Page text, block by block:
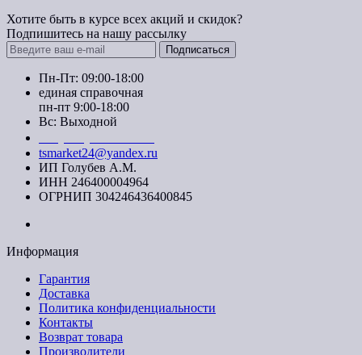
Хотите быть в курсе всех акций и скидок?
Подпишитесь на нашу рассылку
Подписаться
Пн-Пт: 09:00-18:00
единая справочная
пн-пт 9:00-18:00
Вс: Выходной
tsmarket24@yandex.ru
ИП Голубев А.М.
ИНН 246400004964
ОГРНИП 304246436400845
Информация
Гарантия
Доставка
Политика конфиденциальности
Контакты
Возврат товара
Производители